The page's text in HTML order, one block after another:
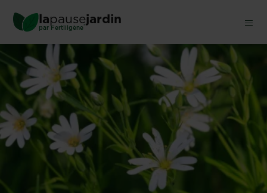
main
content
lapausejardin
par Fertiligène®